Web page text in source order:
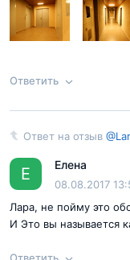
Согласен с
Отправить
Ответить
Ответ на
Ответ на отзыв
Е Елена
08.08.2017
Лара, не пойму это
И Это вы называется